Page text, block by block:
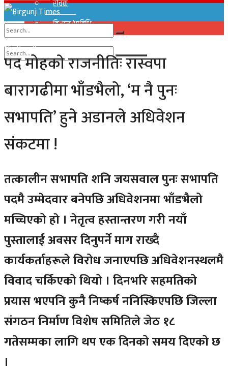
रोचक
विज्ञान/प्राविधि
No Result
View All Result
No Result
View All Result
पद मोहकाे राजनीतिः रास्वपा
बारागढीमा भाँडभैलो, ‘म नै पुनः
सभापति’ हुने अडानले अधिवेशन
संकटमा !
तत्कालीन सभापति शनि जयसवाल पुनः सभापति
पदमै उम्मेदवार बनेपछि अधिवेशनमा भाँडभैलो
मच्चिएको हाे । नेतृत्व हस्तान्तरण गरी नयाँ
पुस्तालाई अवसर दिनुपर्ने माग राख्दै
कार्यकर्ताहरूले विरोध जनाएपछि अधिवेशनस्थलमै
विवाद चर्किएको थियो । दिनभरि सहमतिको
प्रयास भएपनि कुनै निष्कर्ष ननिस्किएपछि जिल्ला
संगठन निर्माण विशेष समितिले जेठ १८
गतेसम्मका लागि थप एक दिनको समय दिएको छ
।